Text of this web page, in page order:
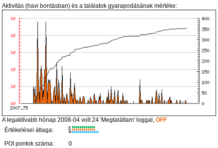
Aktivitás (havi bontásban) és a találatok gyarapodásának mértéke:
A legaktívabb hónap 2008-04 volt 24 'Megtaláltam' loggal,OFF
Értékelései átlaga:
K
R
W
POI pontok száma:
0